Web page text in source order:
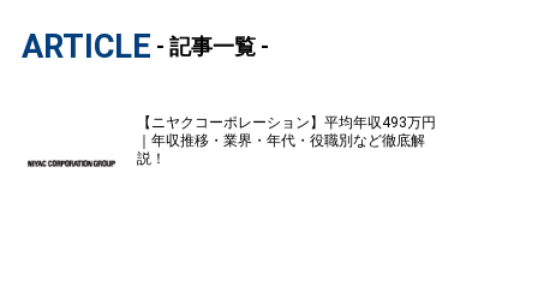
ARTICLE - 記事一覧 -
【ニヤクコーポレーション】平均年収493万円
｜年収推移・業界・年代・役職別など徹底解
説！